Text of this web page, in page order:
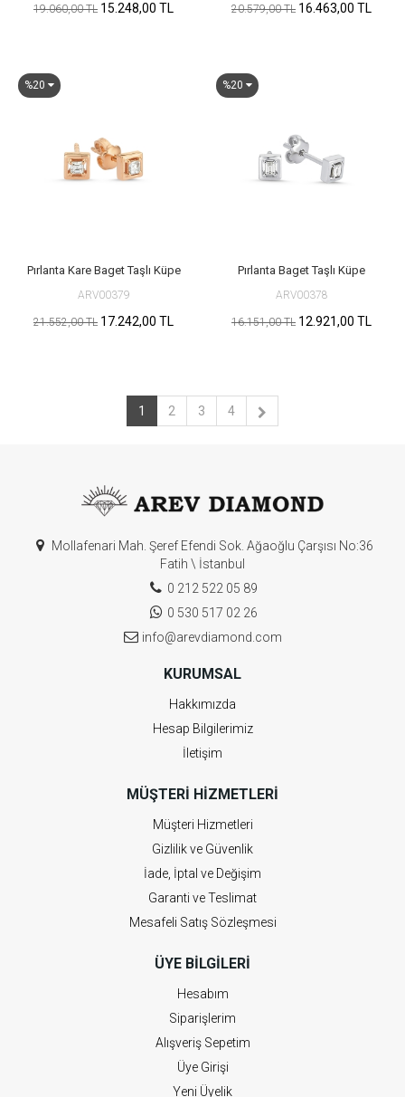
19.060,00 TL 15.248,00 TL 20.579,00 TL 16.463,00 TL
%20
Pırlanta Kare Baget Taşlı Küpe
ARV00379
21.552,00 TL 17.242,00 TL
%20
Pırlanta Baget Taşlı Küpe
ARV00378
16.151,00 TL 12.921,00 TL
1 2 3 4
Mollafenari Mah. Şeref Efendi Sok. Ağaoğlu Çarşısı No:36
Fatih \ İstanbul
0 212 522 05 89
0 530 517 02 26
info@arevdiamond.com
KURUMSAL
Hakkımızda
Hesap Bilgilerimiz
İletişim
MÜŞTERI HIZMETLERI
Müşteri Hizmetleri
Gizlilik ve Güvenlik
İade, İptal ve Değişim
Garanti ve Teslimat
Mesafeli Satış Sözleşmesi
ÜYE BILGILERI
Hesabım
Siparişlerim
Alışveriş Sepetim
Üye Girişi
Yeni Üyelik